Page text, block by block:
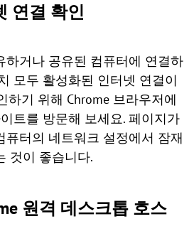
연결 확인
하거나 공유된 컴퓨터에 연결하
모두 활성화된 인터넷 연결이
하기 위해 Chrome 브라우저에
트를 방문해 보세요. 페이지가
퓨터의 네트워크 설정에서 잠재
것이 좋습니다.
원격 데스크톱 호스